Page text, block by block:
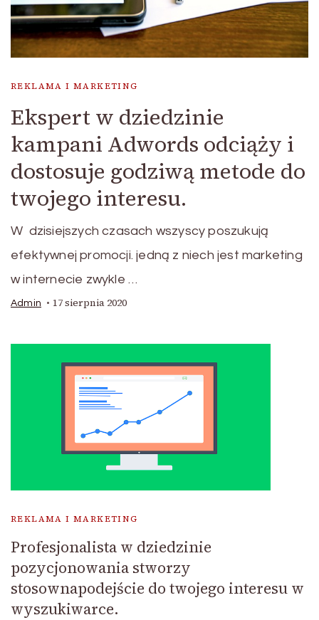
REKLAMA I MARKETING
Ekspert w dziedzinie
kampani Adwords odciąży i
dostosuje godziwą metode do
twojego interesu.
W dzisiejszych czasach wszyscy poszukują
efektywnej promocji. jedną z niech jest marketing
w internecie zwykle …
Admin 17 sierpnia 2020
REKLAMA I MARKETING
Profesjonalista w dziedzinie
pozycjonowania stworzy
stosownapodejście do twojego interesu w
wyszukiwarce.